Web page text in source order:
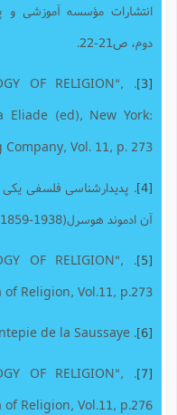
دوم، ص21-22.
OF RELIGION",
Eliade (ed), New York:
Vol. 11, p. 273.
. پدیدارشناسی فلسفی یکی
آن ادموند هوسرل(1938-1859م) فیلسوف آلمانی می‌باشد.
OF RELIGION",
of Religion, Vol.11, p.273.
. P. D. Chantepie de la Saussaye.
OF RELIGION",
of Religion, Vol.11, p.276.